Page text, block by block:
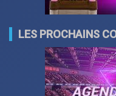
LES PROCHAINS